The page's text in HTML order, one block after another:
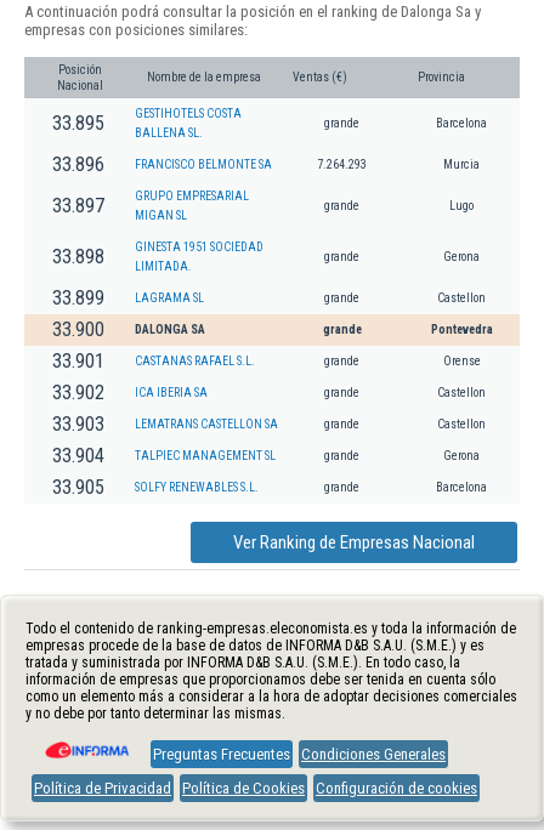
A continuación podrá consultar la posición en el ranking de Dalonga Sa y
empresas con posiciones similares:
Posición
Nacional
Nombre de la empresa Ventas (€) Provincia
33.895
GESTIHOTELS COSTA
BALLENA SL.
grande Barcelona
33.896 FRANCISCO BELMONTE SA 7.264.293 Murcia
33.897
GRUPO EMPRESARIAL
MIGAN SL
grande Lugo
33.898
GINESTA 1951 SOCIEDAD
LIMITADA.
grande Gerona
33.899 LAGRAMA SL grande Castellon
33.900 DALONGA SA grande Pontevedra
33.901 CASTANAS RAFAEL S.L. grande Orense
33.902 ICA IBERIA SA grande Castellon
33.903 LEMATRANS CASTELLON SA grande Castellon
33.904 TALPIEC MANAGEMENT SL grande Gerona
33.905 SOLFY RENEWABLES S.L. grande Barcelona
Ver Ranking de Empresas Nacional
Todo el contenido de ranking-empresas.eleconomista.es y toda la información de
empresas procede de la base de datos de INFORMA D&B S.A.U. (S.M.E.) y es
tratada y suministrada por INFORMA D&B S.A.U. (S.M.E.). En todo caso, la
información de empresas que proporcionamos debe ser tenida en cuenta sólo
como un elemento más a considerar a la hora de adoptar decisiones comerciales
y no debe por tanto determinar las mismas.
Preguntas Frecuentes Condiciones Generales
Política de Privacidad
Política de Cookies Configuración de cookies